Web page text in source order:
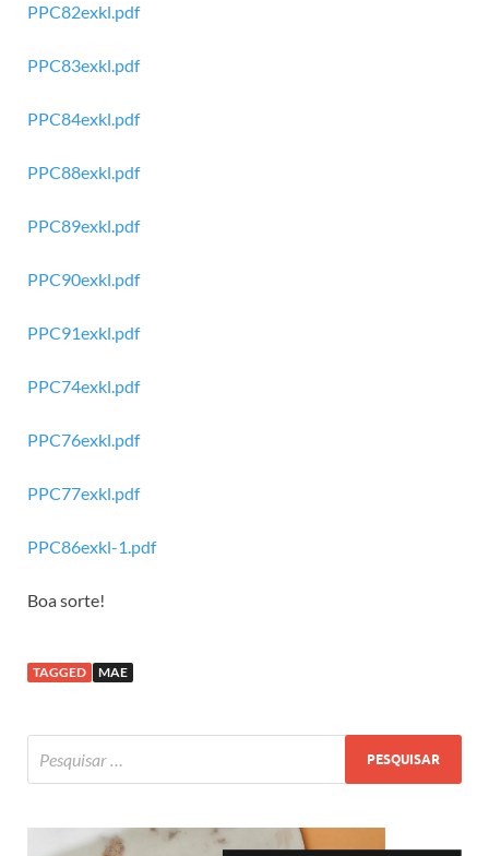
PPC82exkl.pdf
PPC83exkl.pdf
PPC84exkl.pdf
PPC88exkl.pdf
PPC89exkl.pdf
PPC90exkl.pdf
PPC91exkl.pdf
PPC74exkl.pdf
PPC76exkl.pdf
PPC77exkl.pdf
PPC86exkl-1.pdf
Boa sorte!
TAGGED MAE